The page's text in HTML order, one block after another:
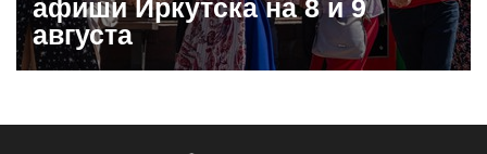
афиши Иркутска на 8 и 9
августа